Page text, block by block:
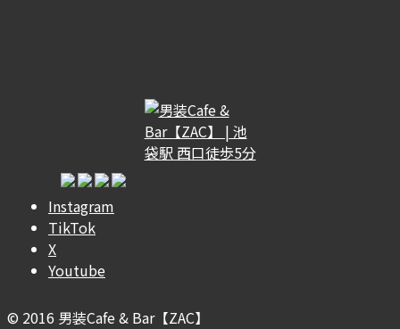
Instagram
TikTok
X
Youtube
© 2016 男装Cafe & Bar【ZAC】